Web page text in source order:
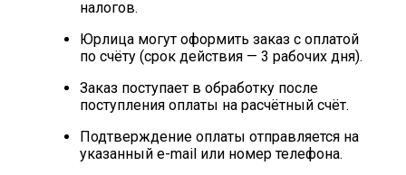
налогов.
Юрлица могут оформить заказ с оплатой
по счёту (срок действия — 3 рабочих дня).
Заказ поступает в обработку после
поступления оплаты на расчётный счёт.
Подтверждение оплаты отправляется на
указанный e-mail или номер телефона.